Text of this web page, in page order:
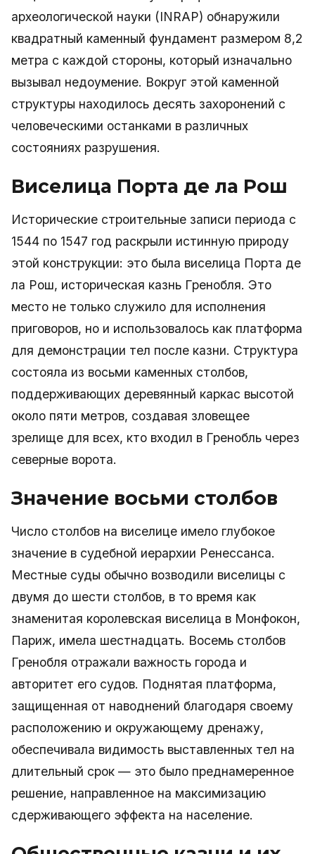
археологической науки (INRAP) обнаружили
квадратный каменный фундамент размером 8,2
метра с каждой стороны, который изначально
вызывал недоумение. Вокруг этой каменной
структуры находилось десять захоронений с
человеческими останками в различных
состояниях разрушения.
Виселица Порта де ла Рош
Исторические строительные записи периода с
1544 по 1547 год раскрыли истинную природу
этой конструкции: это была виселица Порта де
ла Рош, историческая казнь Гренобля. Это
место не только служило для исполнения
приговоров, но и использовалось как платформа
для демонстрации тел после казни. Структура
состояла из восьми каменных столбов,
поддерживающих деревянный каркас высотой
около пяти метров, создавая зловещее
зрелище для всех, кто входил в Гренобль через
северные ворота.
Значение восьми столбов
Число столбов на виселице имело глубокое
значение в судебной иерархии Ренессанса.
Местные суды обычно возводили виселицы с
двумя до шести столбов, в то время как
знаменитая королевская виселица в Монфокон,
Париж, имела шестнадцать. Восемь столбов
Гренобля отражали важность города и
авторитет его судов. Поднятая платформа,
защищенная от наводнений благодаря своему
расположению и окружающему дренажу,
обеспечивала видимость выставленных тел на
длительный срок — это было преднамеренное
решение, направленное на максимизацию
сдерживающего эффекта на население.